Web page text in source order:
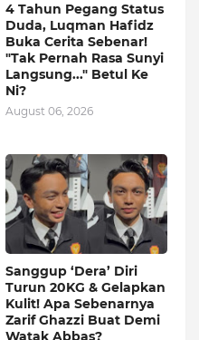
4 Tahun Pegang Status
Duda, Luqman Hafidz
Buka Cerita Sebenar!
"Tak Pernah Rasa Sunyi
Langsung..." Betul Ke
Ni?
August 06, 2026
Sanggup ‘Dera’ Diri
Turun 20KG & Gelapkan
Kulit! Apa Sebenarnya
Zarif Ghazzi Buat Demi
Watak Abbas?